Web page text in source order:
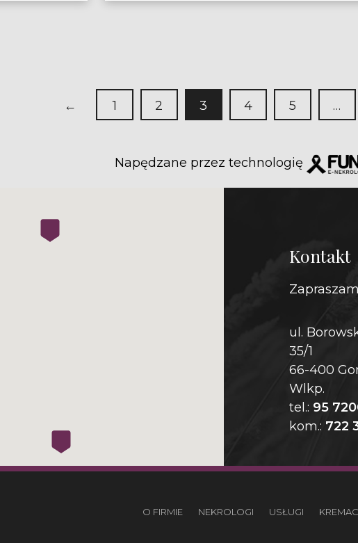
← 1 2 3 4 5 …
Napędzane przez technologię
Kontakt
ul.
35/1
66-400
Wlkp.
tel.: 95
kom.: 722
O FIRMIE NEKROLOGI USŁUGI